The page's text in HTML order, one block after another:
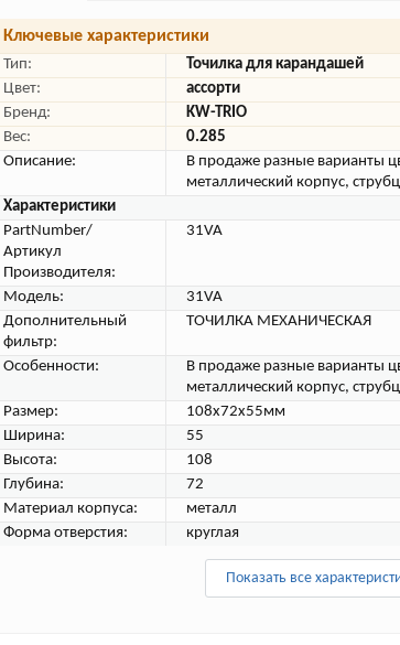
Ключевые характеристики
Тип:
Точилка для карандашей
Цвет:
ассорти
Бренд:
KW-TRIO
Вес:
0.285
Описание:
В продаже разные варианты
металлический корпус,
Характеристики
PartNumber/
Артикул
Производителя:
31VA
Модель:
31VA
Дополнительный
фильтр:
ТОЧИЛКА МЕХАНИЧЕСКАЯ
Особенности:
В продаже разные варианты
металлический корпус,
Размер:
108x72x55мм
Ширина:
55
Высота:
108
Глубина:
72
Материал корпуса:
металл
Форма отверстия:
круглая
Показать все